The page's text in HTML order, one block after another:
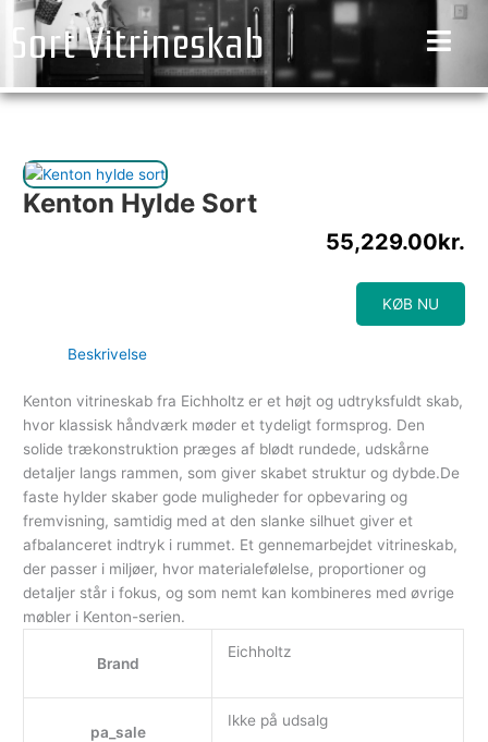
Gå
indholdet
Sort Vitrineskab
Kenton Hylde Sort
55,229.00kr.
KØB NU
Beskrivelse
Kenton vitrineskab fra Eichholtz er et højt og udtryksfuldt skab,
hvor klassisk håndværk møder et tydeligt formsprog. Den
solide trækonstruktion præges af blødt rundede, udskårne
detaljer langs rammen, som giver skabet struktur og dybde.De
faste hylder skaber gode muligheder for opbevaring og
fremvisning, samtidig med at den slanke silhuet giver et
afbalanceret indtryk i rummet. Et gennemarbejdet vitrineskab,
der passer i miljøer, hvor materialefølelse, proportioner og
detaljer står i fokus, og som nemt kan kombineres med øvrige
møbler i Kenton-serien.
Brand
Eichholtz
pa_sale
Ikke på udsalg